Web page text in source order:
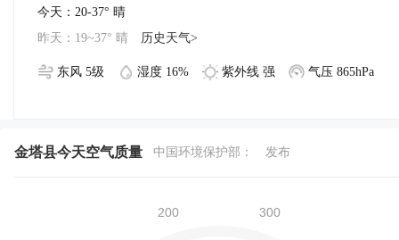
今天：20-37° 晴
昨天：19~37° 晴
历史天气>
东风 5级 湿度 16% 紫外线 强 气压 865hPa
金塔县今天空气质量 中国环境保护部： 发布